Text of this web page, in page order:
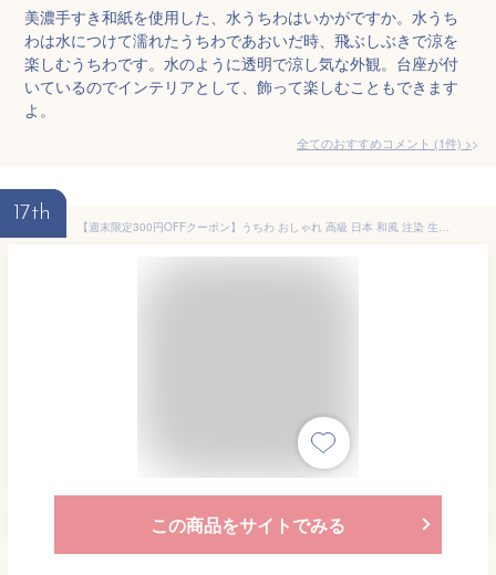
美濃手すき和紙を使用した、水うちわはいかがですか。水うち
わは水につけて濡れたうちわであおいだ時、飛ぶしぶきで涼を
楽しむうちわです。水のように透明で涼し気な外観。台座が付
いているのでインテリアとして、飾って楽しむこともできます
よ。
全てのおすすめコメント (1件) >
17th
【週末限定300円OFFクーポン】うちわ おしゃれ 高級 日本 和風 注染 生地 22cm×35.5cm 夏 プレゼント ギフト レディース 父の日 海外土産 竹 うちわ 団扇 てぬぐい 夏祭り 浴衣 布うちわ 伝統工芸 蓮 金魚 朝顔 あじさい さくら 猫 kenema
この商品をサイトでみる